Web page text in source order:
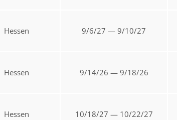
Hessen 9/6/27 — 9/10/27
Hessen 9/14/26 — 9/18/26
Hessen 10/18/27 — 10/22/27